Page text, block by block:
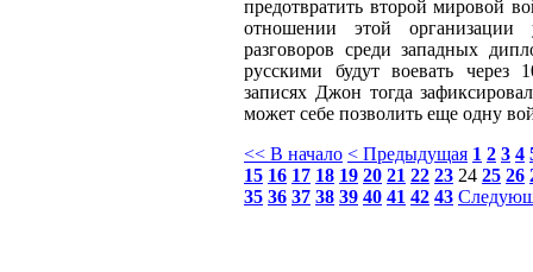
предотвратить второй мировой
отношении этой организации
разговоров среди западных
русскими будут воевать
записях Джон тогда
может себе позволить еще одну
<< В начало < Предыдущая 1 2 3 4
15 16 17 18 19 20 21 22 23 24 25 26
35 36 37 38 39 40 41 42 43